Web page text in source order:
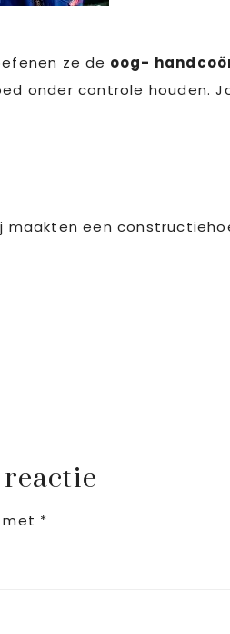
ze de oog-
onder controle houden.
een
reactie
met *